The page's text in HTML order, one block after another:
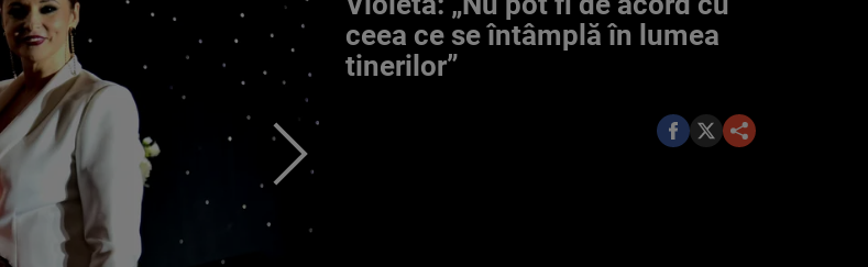
ceea ce se întâmplă în lumea
tinerilor”